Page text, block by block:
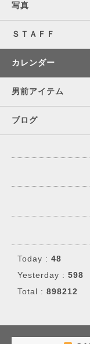
写真
ＳＴＡＦＦ
カレンダー
男前アイテム
ブログ
Today : 48
Yesterday : 598
Total : 898212